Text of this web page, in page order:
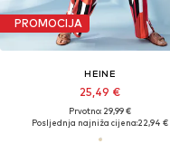
PROMOCIJA
HEINE
25,49 €
Prvotno: 29,99 €
Posljednja najniža cijena:22,94 €